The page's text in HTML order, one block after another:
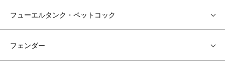
フューエルタンク・ペットコック
フェンダー